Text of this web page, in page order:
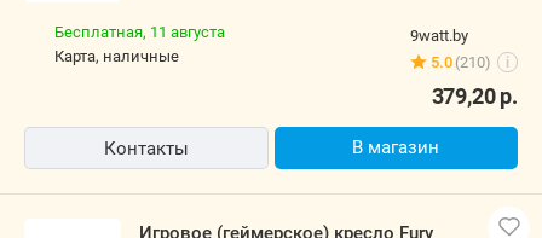
9watt.by
5.0 (210) i
Бесплатная, 11 августа
карта, наличные
379,20р.
Контакты В магазин
Игровое (геймерское) кресло Fury